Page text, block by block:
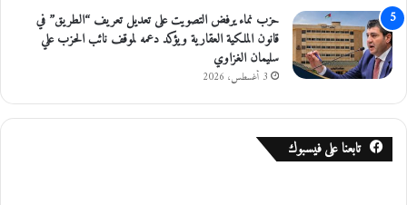
حزب نماء يرفض التصويت على تعديل تعريف “الطريق” في
قانون الملكية العقارية ويؤكد دعمه لموقف نائب الحزب علي
سليمان الغزاوي
3 أغسطس، 2026
تابعنا على فيسبوك